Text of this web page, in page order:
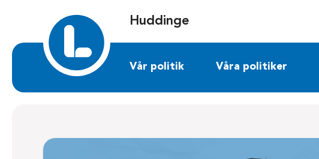
Huddinge
Vår politik Våra politiker